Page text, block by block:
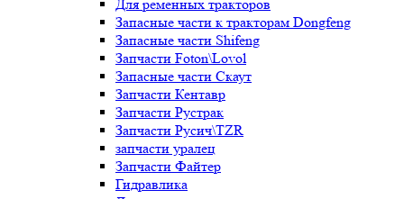
Для ременных тракторов
Запасные части к тракторам Dongfeng
Запасные части Shifeng
Запчасти Foton\Lovol
Запасные части Скаут
Запчасти Кентавр
Запчасти Рустрак
Запчасти Русич\TZR
запчасти уралец
Запчасти Файтер
Гидравлика